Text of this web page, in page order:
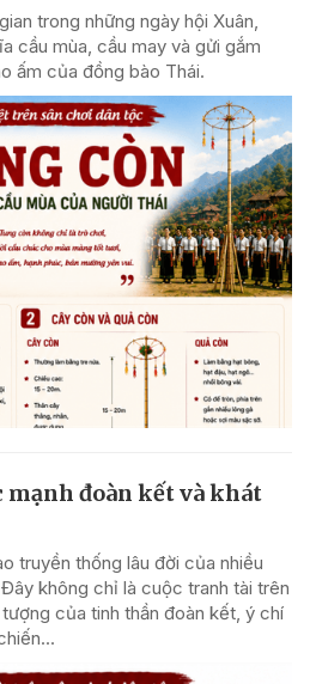
trong những ngày hội Xuân,
cầu mùa, cầu may và gửi gắm
ấm của đồng bào Thái.
mạnh đoàn kết và khát
truyền thống lâu đời của nhiều
không chỉ là cuộc tranh tài trên
của tinh thần đoàn kết, ý chí